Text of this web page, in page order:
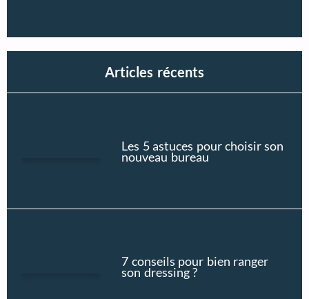
Articles récents
Les 5 astuces pour choisir son
nouveau bureau
7 conseils pour bien ranger
son dressing ?